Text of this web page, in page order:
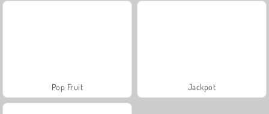
Pop Fruit Jackpot